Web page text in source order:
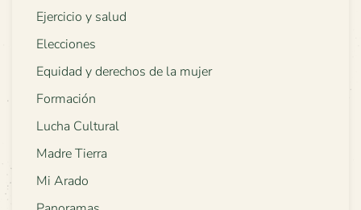
Ejercicio y salud
Elecciones
Equidad y derechos de la mujer
Formación
Lucha Cultural
Madre Tierra
Mi Arado